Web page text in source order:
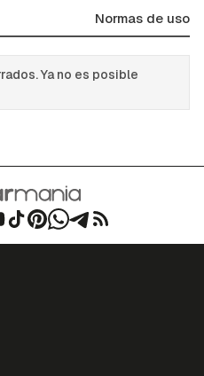
Normas de uso
Ya no es posible